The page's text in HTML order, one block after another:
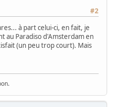
#2
à part celui-ci, en fait, je
au Paradiso d'Amsterdam en
(un peu trop court). Mais